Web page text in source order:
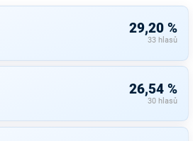
29,20 %
33 hlasů
26,54 %
30 hlasů